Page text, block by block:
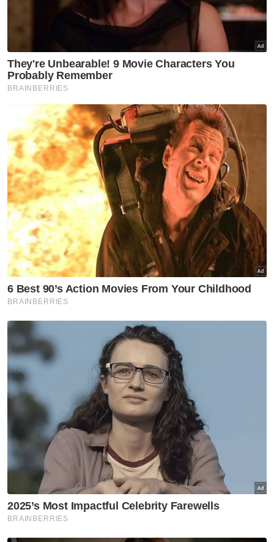
Artikel Disyorkan
Politik
kerusi – Akmal Saleh
Politik
Muafakat parti Melayu bukan
sekadar strategi pembahagian
kerusi - Annuar Musa
Politik
Kesatuan Pondok-pondok
Kelantan tidak mewakili
pendirian semua institusi
pondok di negeri ini
Politik
Dewan Ulama Pas pertahan
Abdul Hadi dakwaan DAP mahu